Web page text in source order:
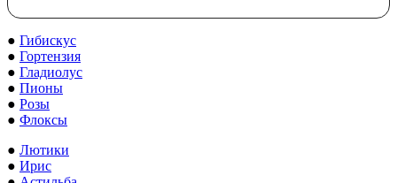
● Гибискус
● Гортензия
● Гладиолус
● Пионы
● Розы
● Флоксы
● Лютики
● Ирис